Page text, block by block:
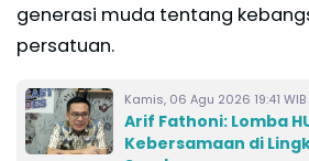
generasi muda tentang
persatuan.
Kamis, 06 Agu 2026 19:41 WIB
Arif Fathoni: Lomba
Kebersamaan di